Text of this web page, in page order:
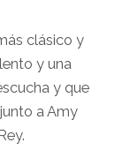
clásico y
y una
y que
a Amy